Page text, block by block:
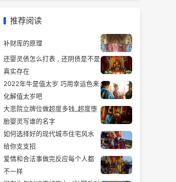
推荐阅读
补财库的原理
还婴灵债怎么打表 , 还阴债是不是
真实存在
2022年牛是值太岁 巧用幸运色来
化解值太岁吧
大悲院立牌位做超度多钱_超度堕
胎婴灵写谁的名字
如何选择好的现代城市住宅风水
给你支支招
爱情和合法事做完反应每个人都
不一样